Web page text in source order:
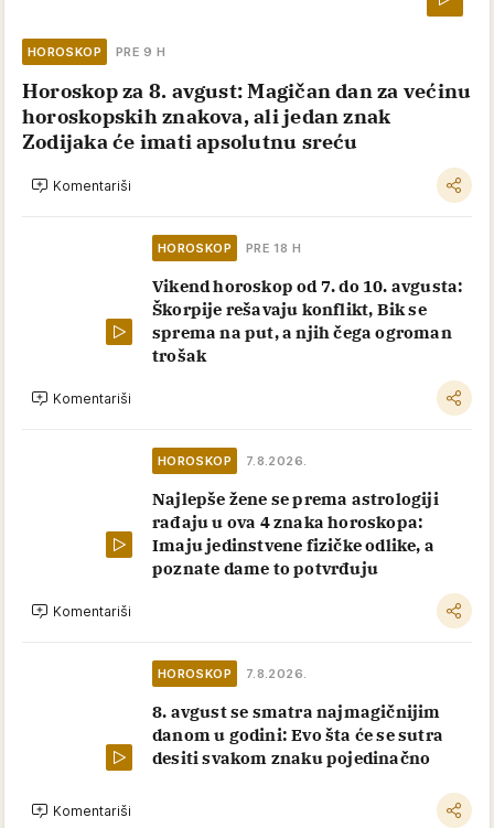
HOROSKOP PRE 9 H
Horoskop za 8. avgust: Magičan dan za većinu
horoskopskih znakova, ali jedan znak
Zodijaka će imati apsolutnu sreću
Komentariši
HOROSKOP PRE 18 H
Vikend horoskop od 7. do 10. avgusta:
Škorpije rešavaju konflikt, Bik se
sprema na put, a njih čega ogroman
trošak
Komentariši
HOROSKOP 7.8.2026.
Najlepše žene se prema astrologiji
rađaju u ova 4 znaka horoskopa:
Imaju jedinstvene fizičke odlike, a
poznate dame to potvrđuju
Komentariši
HOROSKOP 7.8.2026.
8. avgust se smatra najmagičnijim
danom u godini: Evo šta će se sutra
desiti svakom znaku pojedinačno
Komentariši